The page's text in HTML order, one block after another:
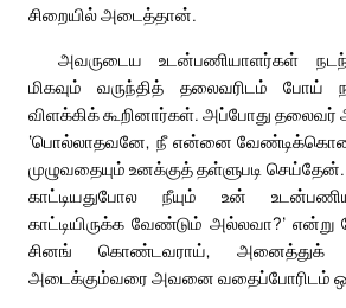
சிறையில் அடைத்தான்.
அவருடைய உடன்பணியாளர்கள்
மிகவும் வருந்தித் தலைவரிடம் போய்
விளக்கிக் கூறினார்கள். அப்போது
‘பொல்லாதவனே, நீ என்னை
முழுவதையும் உனக்குத் தள்ளுபடி
காட்டியதுபோல நீயும் உன்
காட்டியிருக்க வேண்டும் அல்லவா?’
சினங் கொண்டவராய், அனைத்துக்
அடைக்கும்வரை அவனை வதைப்போரிடம்